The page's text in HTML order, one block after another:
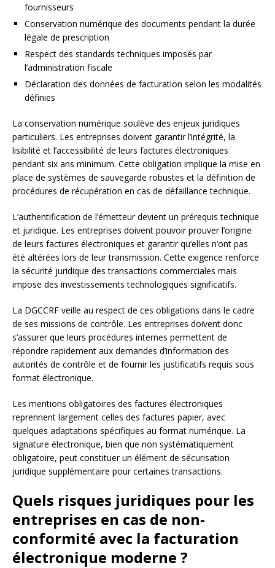
fournisseurs
Conservation numérique des documents pendant la durée
légale de prescription
Respect des standards techniques imposés par
l’administration fiscale
Déclaration des données de facturation selon les modalités
définies
La conservation numérique soulève des enjeux juridiques
particuliers. Les entreprises doivent garantir l’intégrité, la
lisibilité et l’accessibilité de leurs factures électroniques
pendant six ans minimum. Cette obligation implique la mise en
place de systèmes de sauvegarde robustes et la définition de
procédures de récupération en cas de défaillance technique.
L’authentification de l’émetteur devient un prérequis technique
et juridique. Les entreprises doivent pouvoir prouver l’origine
de leurs factures électroniques et garantir qu’elles n’ont pas
été altérées lors de leur transmission. Cette exigence renforce
la sécurité juridique des transactions commerciales mais
impose des investissements technologiques significatifs.
La DGCCRF veille au respect de ces obligations dans le cadre
de ses missions de contrôle. Les entreprises doivent donc
s’assurer que leurs procédures internes permettent de
répondre rapidement aux demandes d’information des
autorités de contrôle et de fournir les justificatifs requis sous
format électronique.
Les mentions obligatoires des factures électroniques
reprennent largement celles des factures papier, avec
quelques adaptations spécifiques au format numérique. La
signature électronique, bien que non systématiquement
obligatoire, peut constituer un élément de sécurisation
juridique supplémentaire pour certaines transactions.
Quels risques juridiques pour les
entreprises en cas de non-
conformité avec la facturation
électronique moderne ?